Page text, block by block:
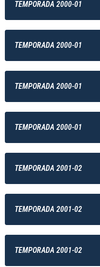
TEMPORADA 2000-01
TEMPORADA 2000-01
TEMPORADA 2000-01
TEMPORADA 2000-01
TEMPORADA 2001-02
TEMPORADA 2001-02
TEMPORADA 2001-02